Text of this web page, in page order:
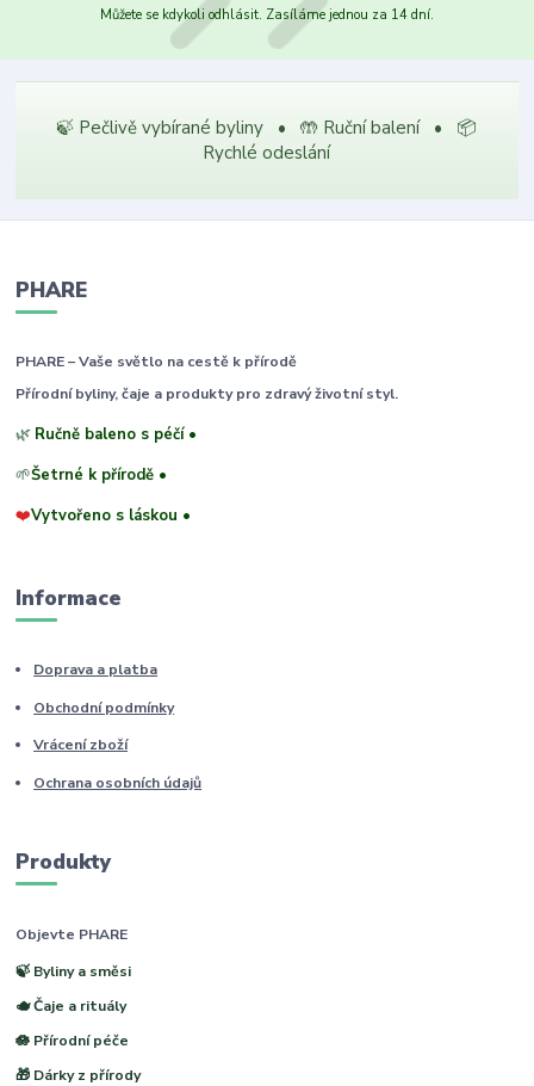
Můžete se kdykoli odhlásit. Zasíláme jednou za 14 dní.
🍃 Pečlivě vybírané byliny • 🤲 Ruční balení • 📦
Rychlé odeslání
PHARE
PHARE – Vaše světlo na cestě k přírodě
Přírodní byliny, čaje a produkty pro zdravý životní styl.
🌿 Ručně baleno s péčí •
🌱Šetrné k přírodě •
❤️Vytvořeno s láskou •
Informace
Doprava a platba
Obchodní podmínky
Vrácení zboží
Ochrana osobních údajů
Produkty
Objevte PHARE
🍃 Byliny a směsi
🫖 Čaje a rituály
🪷 Přírodní péče
🎁 Dárky z přírody